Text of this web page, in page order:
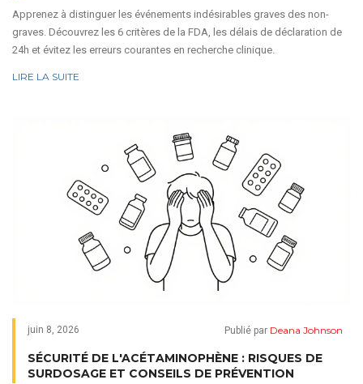
Apprenez à distinguer les événements indésirables graves des non-
graves. Découvrez les 6 critères de la FDA, les délais de déclaration de
24h et évitez les erreurs courantes en recherche clinique.
LIRE LA SUITE
juin 8, 2026 Publié par Deana Johnson
SÉCURITÉ DE L'ACÉTAMINOPHÈNE : RISQUES DE
SURDOSAGE ET CONSEILS DE PRÉVENTION